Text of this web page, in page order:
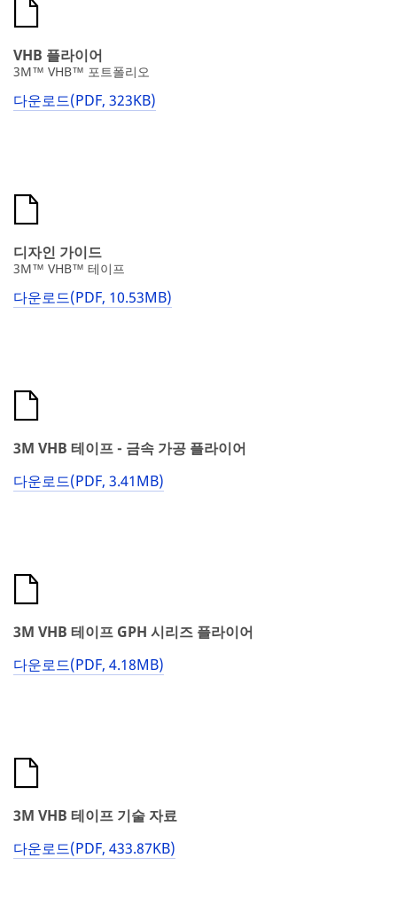
VHB 플라이어
3M™ VHB™ 포트폴리오
다운로드(PDF, 323KB)
디자인 가이드
3M™ VHB™ 테이프
다운로드(PDF, 10.53MB)
3M VHB 테이프 - 금속 가공 플라이어
다운로드(PDF, 3.41MB)
3M VHB 테이프 GPH 시리즈 플라이어
다운로드(PDF, 4.18MB)
3M VHB 테이프 기술 자료
다운로드(PDF, 433.87KB)​